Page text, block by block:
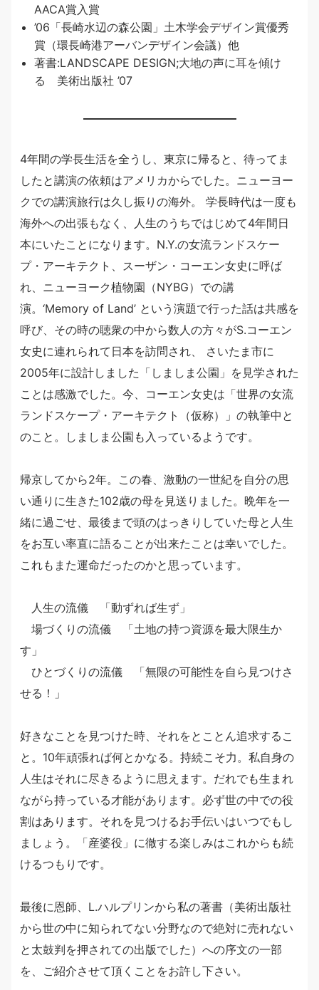
AACA賞入賞
’06「長崎水辺の森公園」土木学会デザイン賞優秀
賞（環長崎港アーバンデザイン会議）他
著書:LANDSCAPE DESIGN;大地の声に耳を傾け
る 美術出版社 ’07
4年間の学長生活を全うし、東京に帰ると、待ってま
したと講演の依頼はアメリカからでした。ニューヨー
クでの講演旅行は久し振りの海外。 学長時代は一度も
海外への出張もなく、人生のうちではじめて4年間日
本にいたことになります。N.Y.の女流ランドスケー
プ・アーキテクト、スーザン・コーエン女史に呼ば
れ、ニューヨーク植物園（NYBG）での講
演。‘Memory of Land’ という演題で行った話は共感を
呼び、その時の聴衆の中から数人の方々がS.コーエン
女史に連れられて日本を訪問され、 さいたま市に
2005年に設計しました「しましま公園」を見学された
ことは感激でした。今、コーエン女史は「世界の女流
ランドスケープ・アーキテクト（仮称）」の執筆中と
のこと。しましま公園も入っているようです。
帰京してから2年。この春、激動の一世紀を自分の思
い通りに生きた102歳の母を見送りました。晩年を一
緒に過ごせ、最後まで頭のはっきりしていた母と人生
をお互い率直に語ることが出来たことは幸いでした。
これもまた運命だったのかと思っています。
人生の流儀 「動ずれば生ず」
場づくりの流儀 「土地の持つ資源を最大限生か
す」
ひとづくりの流儀 「無限の可能性を自ら見つけさ
せる！」
好きなことを見つけた時、それをとことん追求するこ
と。10年頑張れば何とかなる。持続こそ力。私自身の
人生はそれに尽きるように思えます。だれでも生まれ
ながら持っている才能があります。必ず世の中での役
割はあります。それを見つけるお手伝いはいつでもし
ましょう。「産婆役」に徹する楽しみはこれからも続
けるつもりです。
最後に恩師、L.ハルプリンから私の著書（美術出版社
から世の中に知られてない分野なので絶対に売れない
と太鼓判を押されての出版でした）への序文の一部
を、ご紹介させて頂くことをお許し下さい。